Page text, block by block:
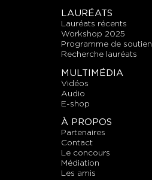
LAURÉATS
lauréats récents
workshop 2025
programme de soutien
recherche lauréats
MULTIMÉDIA
vidéos
audio
E-shop
À PROPOS
partenaires
contact
le concours
médiation
les amis